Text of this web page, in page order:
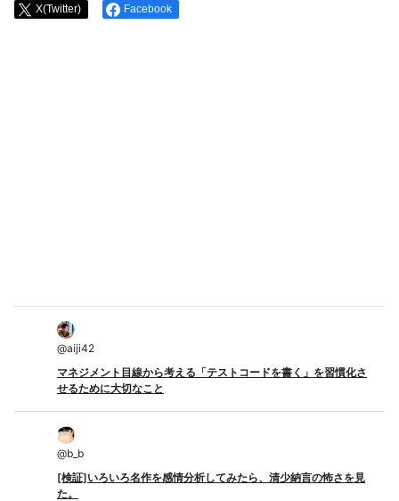
X(Twitter) Facebook
@aiji42
マネジメント目線から考える「テストコードを書く」を習慣化さ
せるために大切なこと
@b_b
[検証]いろいろ名作を感情分析してみたら、清少納言の怖さを見
た。